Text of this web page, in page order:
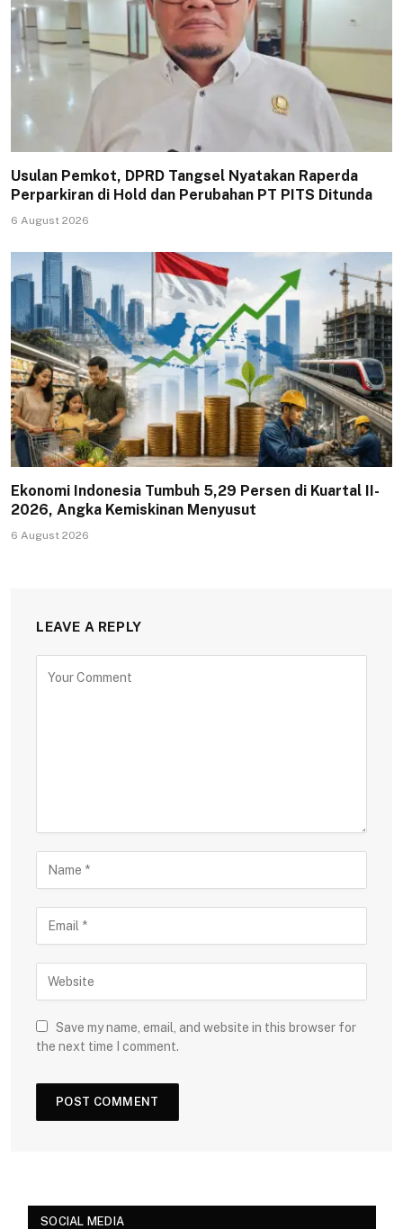
Usulan Pemkot, DPRD Tangsel Nyatakan Raperda
Perparkiran di Hold dan Perubahan PT PITS Ditunda
6 August 2026
Ekonomi Indonesia Tumbuh 5,29 Persen di Kuartal II-
2026, Angka Kemiskinan Menyusut
6 August 2026
LEAVE A REPLY
Save my name, email, and website in this browser for
the next time I comment.
SOCIAL MEDIA